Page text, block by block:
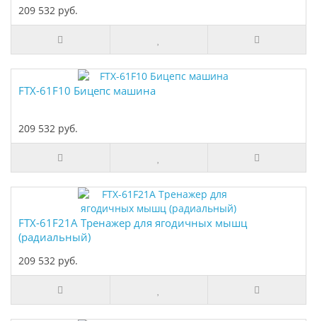
209 532 руб.
FTX-61F10 Бицепс машина
209 532 руб.
FTX-61F21A Тренажер для ягодичных мышц
(радиальный)
209 532 руб.